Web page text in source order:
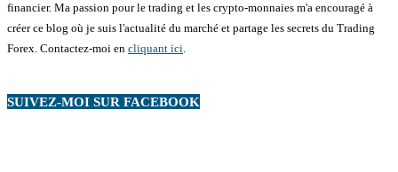
financier. Ma passion pour le trading et les crypto-monnaies m'a encouragé à
créer ce blog où je suis l'actualité du marché et partage les secrets du Trading
Forex. Contactez-moi en cliquant ici.
SUIVEZ-MOI SUR FACEBOOK